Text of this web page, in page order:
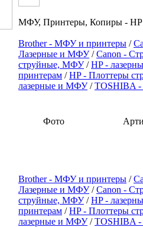
МФУ, Принтеры, Копиры - HP
Brother - МФУ и принтеры /
Лазерные и МФУ/Canon -
струйные, МФУ/HP -
принтерам /HP - Плоттеры
лазерные и МФУ/TOSHIBA
Фото
Brother - МФУ и принтеры /
Лазерные и МФУ/Canon -
струйные, МФУ/HP -
принтерам /HP - Плоттеры
лазерные и МФУ/TOSHIBA